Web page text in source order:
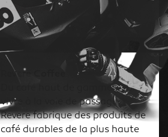
alpharacing.com
Revere Coffee
Du café haut de gamme pour
vivre à la voie de passage.
Revere fabrique des produits de
café durables de la plus haute